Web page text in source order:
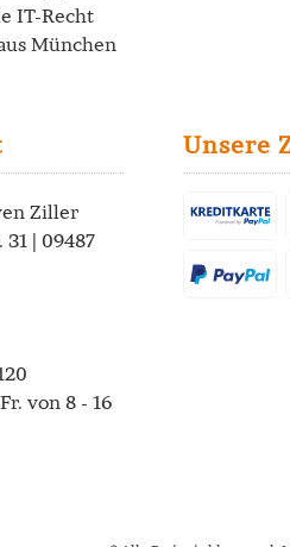
IT-Recht
München
Ziller
| 09487
von 8 - 16
Unsere